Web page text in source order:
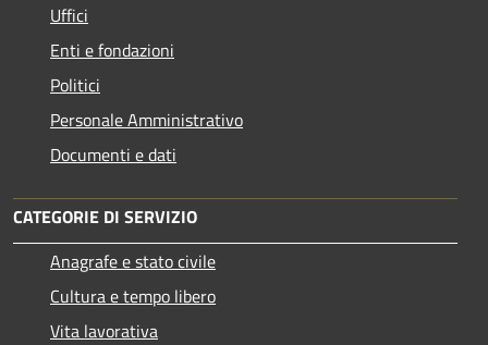
Uffici
Enti e fondazioni
Politici
Personale Amministrativo
Documenti e dati
CATEGORIE DI SERVIZIO
Anagrafe e stato civile
Cultura e tempo libero
Vita lavorativa